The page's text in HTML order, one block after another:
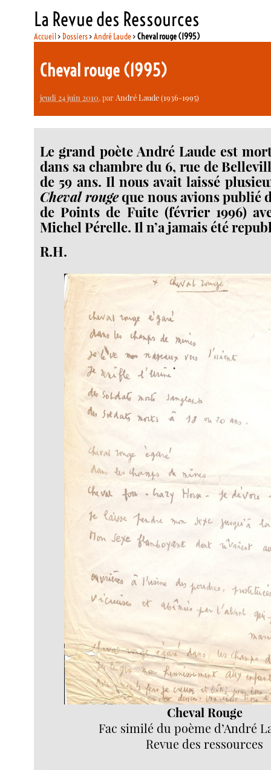
La Revue des Ressources
Accueil> Dossiers>André Laude>Cheval rouge (1995)
Cheval rouge (1995)
jeudi 24 juin 2010, parAndré Laude (1936-1995)
Le grand poète André Laude est
dans sa chambre du 6, rue de
de 59 ans. Il nous avait laissé
Cheval rougeque nous avions publié
de Points de Fuite (février 1996)
Michel Pérelle. Il n’a jamais été
R.H.
Cheval Rouge
Fac similé du poème d’André
Revue des ressources